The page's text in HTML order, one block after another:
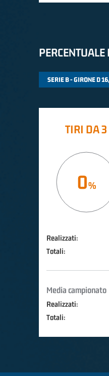
TIRI DA 3
0
Realizzati:
Totali:
Media campionato
Realizzati:
Totali: